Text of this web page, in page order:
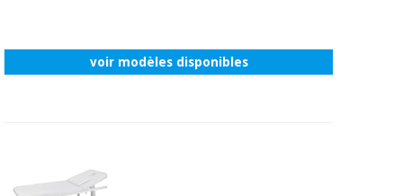
voir modèles disponibles